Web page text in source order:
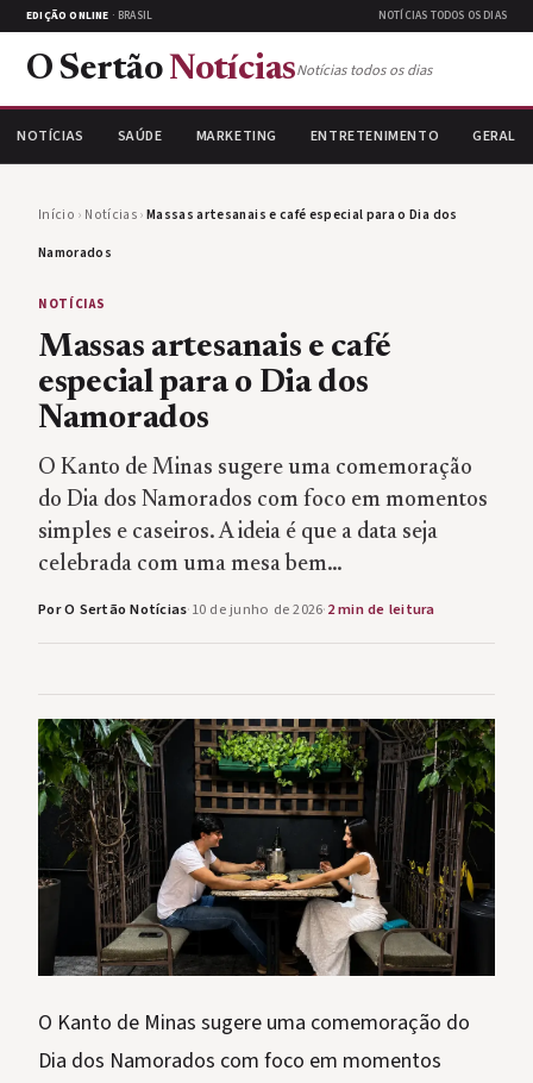
EDIÇÃO ONLINE · BRASIL NOTÍCIAS TODOS OS DIAS
O Sertão NotíciasNotícias todos os dias
NOTÍCIAS SAÚDE MARKETING ENTRETENIMENTO GERAL
Início › Notícias›Massas artesanais e café especial para o Dia dos
Namorados
NOTÍCIAS
Massas artesanais e café
especial para o Dia dos
Namorados
O Kanto de Minas sugere uma comemoração
do Dia dos Namorados com foco em momentos
simples e caseiros. A ideia é que a data seja
celebrada com uma mesa bem…
Por O Sertão Notícias·10 de junho de 2026·2 min de leitura
O Kanto de Minas sugere uma comemoração do
Dia dos Namorados com foco em momentos